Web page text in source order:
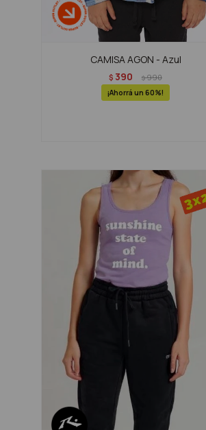
CAMISA AGON - Azul
$ 390 $990
60